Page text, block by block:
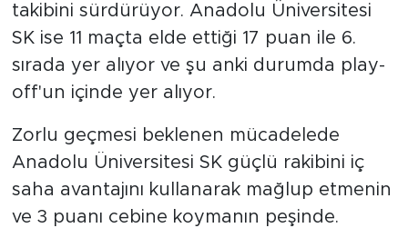
takibini sürdürüyor. Anadolu Üniversitesi
SK ise 11 maçta elde ettiği 17 puan ile 6.
sırada yer alıyor ve şu anki durumda play-
off'un içinde yer alıyor.
Zorlu geçmesi beklenen mücadelede
Anadolu Üniversitesi SK güçlü rakibini iç
saha avantajını kullanarak mağlup etmenin
ve 3 puanı cebine koymanın peşinde.